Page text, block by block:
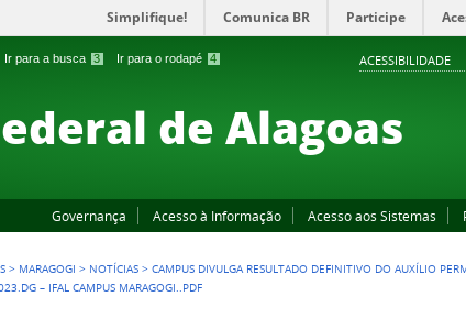
Ir para a busca 3 Ir para o rodapé 4 ACESSIBILIDADE
Simplifique! Comunica BR Participe
de Alagoas
Governança Acesso à Informação Acesso aos Sistemas
> MARAGOGI > NOTÍCIAS >CAMPUS DIVULGA RESULTADO DEFINITIVO DO AUXÍLIO
– IFAL CAMPUS MARAGOGI..PDF